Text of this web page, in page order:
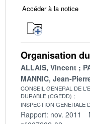
Accéder à la notice
Organisation
ALLAIS, Vincent
MANNIC, Jean-
CONSEIL GENERAL DE
DURABLE (CGEDD)
INSPECTION GENERALE
Rapport: nov. 2011